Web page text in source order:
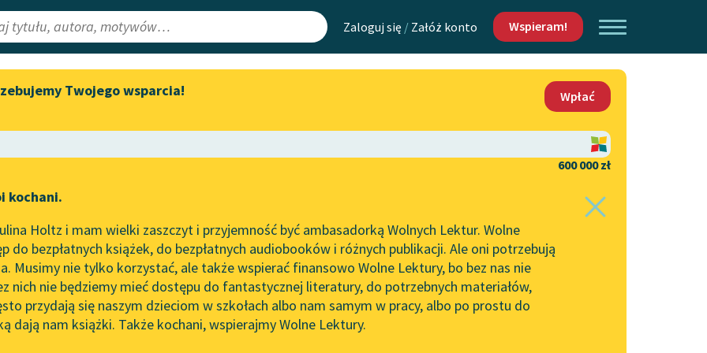
Zaloguj się / Załóż konto Wspieram!
Lektury
redakcyjne
Aktualności
Spotkanie z Katarzyną Tunkiel
do słuchania na Wolnych
Lekturach
Nowy audiobook – „Marzenie
o Oriencie” Sophie Elkan
Kolekcja Nadwyraz.com x
Wolne Lektury – idealna na
Mapa Wolnych Lektur
Leśmianator
API
OAI-PMH
Widget Wolnych Lektur
Kontakt
O projekcie
Zasady wykorzystania
Wolnych Lektur
Logotypy
Materiały promocyjne
Twojego wsparcia!
Wpłać
600 000 zł
kochani.
Holtz i mam wielki zaszczyt i przyjemność być ambasadorką Wolnych Lektur. Wolne
do bezpłatnych książek, do bezpłatnych audiobooków i różnych publikacji. Ale oni potrzebują
Musimy nie tylko korzystać, ale także wspierać finansowo Wolne Lektury, bo bez nas nie
nich nie będziemy mieć dostępu do fantastycznej literatury, do potrzebnych materiałów,
przydają się naszym dzieciom w szkołach albo nam samym w pracy, albo po prostu do
dają nam książki. Także kochani, wspierajmy Wolne Lektury.
Ania z Wyspy